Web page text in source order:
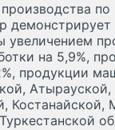
по
увеличением
на 5,9%,
продукции